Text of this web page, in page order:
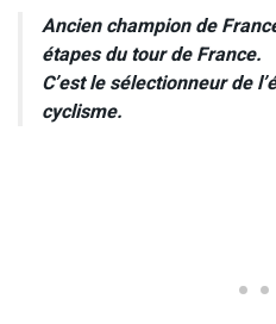
Ancien champion de
étapes du tour de France.
C’est le sélectionneur de
cyclisme.